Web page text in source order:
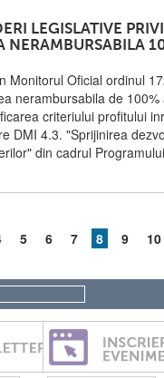
LEGISLATIVE
NERAMBURSABILA
Monitorul Oficial ordinul
nerambursabila de
criteriului profitului
DMI 4.3. "Sprijinirea
din cadrul
5 6 7 8 9 10